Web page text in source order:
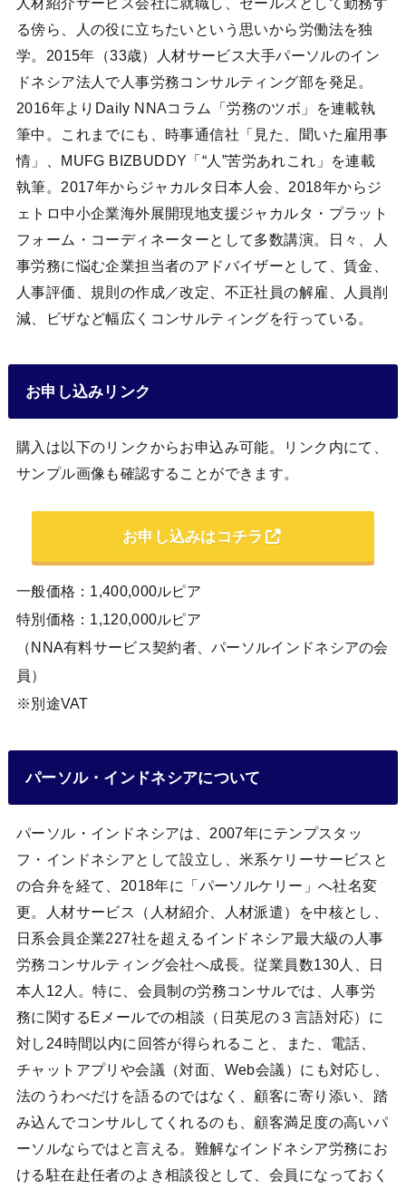
る傍ら、人の役に立ちたいという思いから労働法を独
学。2015年（33歳）人材サービス大手パーソルのイン
ドネシア法人で人事労務コンサルティング部を発足。
2016年よりDaily NNAコラム「労務のツボ」を連載執
筆中。これまでにも、時事通信社「見た、聞いた雇用事
情」、MUFG BIZBUDDY「“人”苦労あれこれ」を連載
執筆。2017年からジャカルタ日本人会、2018年からジ
ェトロ中小企業海外展開現地支援ジャカルタ・プラット
フォーム・コーディネーターとして多数講演。日々、人
事労務に悩む企業担当者のアドバイザーとして、賃金、
人事評価、規則の作成／改定、不正社員の解雇、人員削
減、ビザなど幅広くコンサルティングを行っている。
お申し込みリンク
購入は以下のリンクからお申込み可能。リンク内にて、
サンプル画像も確認することができます。
お申し込みはコチラ
一般価格：1,400,000ルピア
特別価格：1,120,000ルピア
（NNA有料サービス契約者、パーソルインドネシアの会
員）
※別途VAT
パーソル・インドネシアについて
パーソル・インドネシアは、2007年にテンプスタッ
フ・インドネシアとして設立し、米系ケリーサービスと
の合弁を経て、2018年に「パーソルケリー」へ社名変
更。人材サービス（人材紹介、人材派遣）を中核とし、
日系会員企業227社を超えるインドネシア最大級の人事
労務コンサルティング会社へ成長。従業員数130人、日
本人12人。特に、会員制の労務コンサルでは、人事労
務に関するEメールでの相談（日英尼の３言語対応）に
対し24時間以内に回答が得られること、また、電話、
チャットアプリや会議（対面、Web会議）にも対応し、
法のうわべだけを語るのではなく、顧客に寄り添い、踏
み込んでコンサルしてくれるのも、顧客満足度の高いパ
ーソルならではと言える。難解なインドネシア労務にお
ける駐在赴任者のよき相談役として、会員になっておく